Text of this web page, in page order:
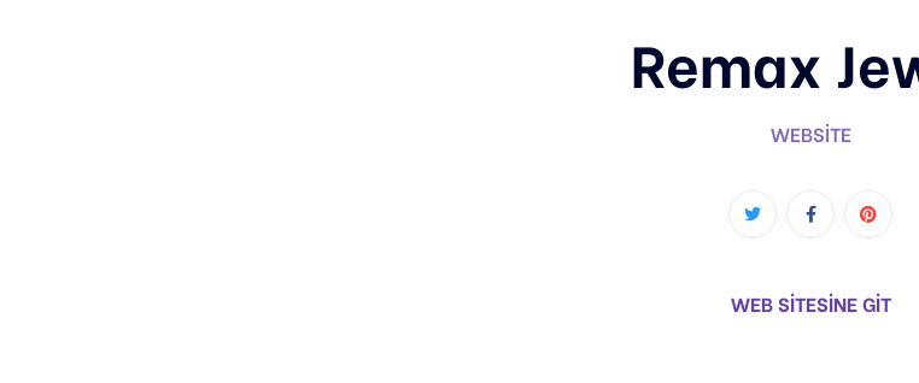
Remax
WEBSITE
WEB SİTESİNE GİT